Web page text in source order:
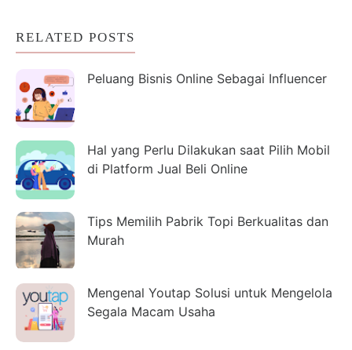
RELATED POSTS
Peluang Bisnis Online Sebagai Influencer
Hal yang Perlu Dilakukan saat Pilih Mobil
di Platform Jual Beli Online
Tips Memilih Pabrik Topi Berkualitas dan
Murah
Mengenal Youtap Solusi untuk Mengelola
Segala Macam Usaha